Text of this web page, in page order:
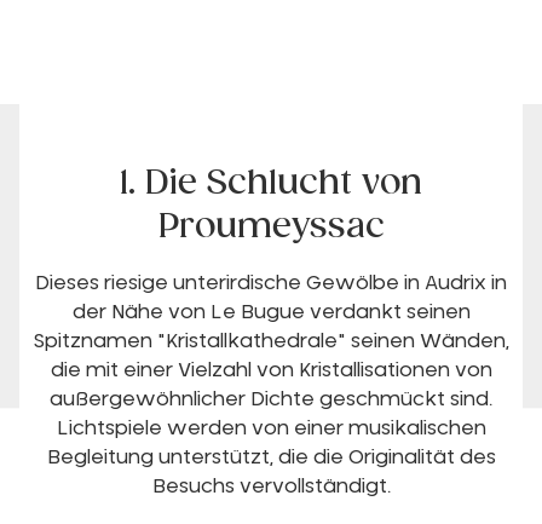
1. Die Schlucht von
Proumeyssac
Dieses riesige unterirdische Gewölbe in Audrix in
der Nähe von Le Bugue verdankt seinen
Spitznamen "Kristallkathedrale" seinen Wänden,
die mit einer Vielzahl von Kristallisationen von
außergewöhnlicher Dichte geschmückt sind.
Lichtspiele werden von einer musikalischen
Begleitung unterstützt, die die Originalität des
Besuchs vervollständigt.